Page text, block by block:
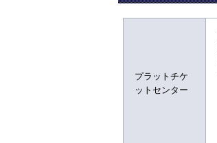
プラットチケ
ットセンター